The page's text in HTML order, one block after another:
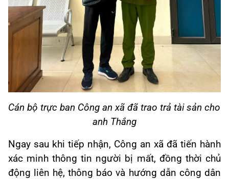
Cán bộ trực ban Công an xã đã trao trả tài sản cho
anh Thắng
Ngay sau khi tiếp nhận, Công an xã đã tiến hành
xác minh thông tin người bị mất, đồng thời chủ
động liên hệ, thông báo và hướng dẫn công dân